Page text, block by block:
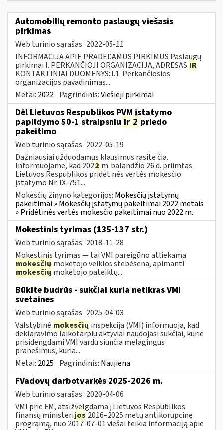
Automobilių remonto paslaugų viešasis
pirkimas
Web turinio sąrašas 2022-05-11
INFORMACIJA APIE PRADEDAMUS PIRKIMUS Paslaugų
pirkimai I. PERKANČIOJI ORGANIZACIJA, ADRESAS IR
KONTAKTINIAI DUOMENYS: I.1. Perkančiosios
organizacijos pavadinimas...
Metai: 2022 Pagrindinis:Viešieji pirkimai
Dėl Lietuvos Respublikos PVM įstatymo
papildymo 50-1 straipsniu ir 2 priedo
pakeitimo
Web turinio sąrašas 2022-05-19
Dažniausiai užduodamus klausimus rasite čia.
Informuojame, kad 2022 m. balandžio 26 d. priimtas
Lietuvos Respublikos pridėtinės vertės mokesčio
įstatymo Nr. IX-751...
Mokesčių žinyno kategorijos: Mokesčių įstatymų
pakeitimai » Mokesčių įstatymų pakeitimai 2022 metais
» Pridėtinės vertės mokesčio pakeitimai nuo 2022 m.
Mokestinis tyrimas (135-137 str.)
Web turinio sąrašas 2018-11-28
Mokestinis tyrimas — tai VMI pareigūno atliekama
mokesčių mokėtojo veiklos stebėsena, apimanti
mokesčių mokėtojo pateiktų...
Būkite budrūs - sukčiai kuria netikras VMI
svetaines
Web turinio sąrašas 2025-04-03
Valstybinė mokesčių inspekcija (VMI) informuoja, kad
deklaravimo laikotarpiu aktyviai naudojasi sukčiai, kurie
prisidengdami VMI vardu siunčia melagingus
pranešimus, kuria...
Metai: 2025 Pagrindinis: Naujiena
FVadovų darbotvarkės 2025-2026 m.
Web turinio sąrašas 2020-04-06
VMI prie FM, atsižvelgdama į Lietuvos Respublikos
finansų ministerijos 2016–2025 metų antikorupcinę
programą, nuo 2017-07-01 viešai teikia informaciją apie